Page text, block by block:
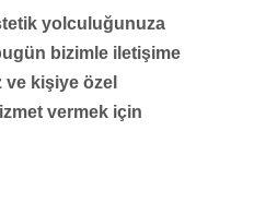
yolculuğunuza
bizimle iletişime
kişiye özel
vermek için